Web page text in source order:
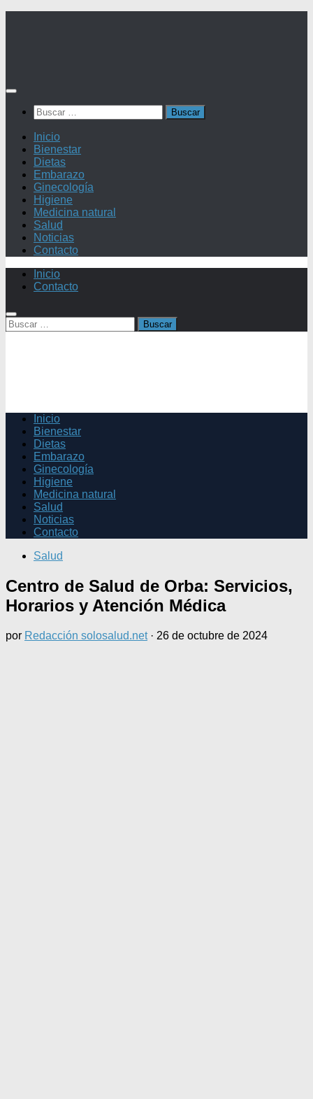
Buscar:
Inicio
Bienestar
Dietas
Embarazo
Ginecología
Higiene
Medicina natural
Salud
Noticias
Contacto
Inicio
Contacto
Buscar:
Inicio
Bienestar
Dietas
Embarazo
Ginecología
Higiene
Medicina natural
Salud
Noticias
Contacto
Salud
Centro de Salud de Orba: Servicios,
Horarios y Atención Médica
por Redacción solosalud.net · 26 de octubre de 2024